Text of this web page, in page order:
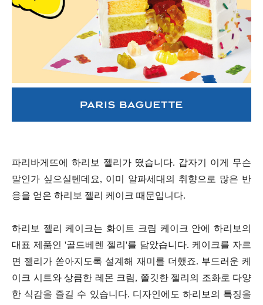
파리바게뜨에 하리보 젤리가 떴습니다. 갑자기 이게 무슨
말인가 싶으실텐데요, 이미 알파세대의 취향으로 많은 반
응을 얻은 하리보 젤리 케이크 때문입니다.
하리보 젤리 케이크는 화이트 크림 케이크 안에 하리보의
대표 제품인 '골드베렌 젤리'를 담았습니다. 케이크를 자르
면 젤리가 쏟아지도록 설계해 재미를 더했죠. 부드러운 케
이크 시트와 상큼한 레몬 크림, 쫄깃한 젤리의 조화로 다양
한 식감을 즐길 수 있습니다. 디자인에도 하리보의 특징을